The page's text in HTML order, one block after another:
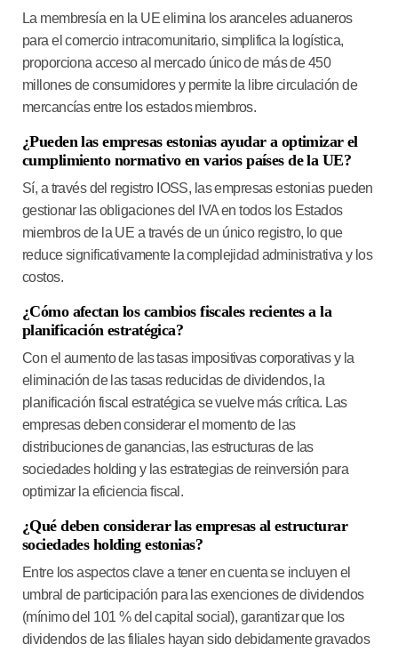
La membresía en la UE elimina los aranceles aduaneros
para el comercio intracomunitario, simplifica la logística,
proporciona acceso al mercado único de más de 450
millones de consumidores y permite la libre circulación de
mercancías entre los estados miembros.
¿Pueden las empresas estonias ayudar a optimizar el
cumplimiento normativo en varios países de la UE?
Sí, a través del registro IOSS, las empresas estonias pueden
gestionar las obligaciones del IVA en todos los Estados
miembros de la UE a través de un único registro, lo que
reduce significativamente la complejidad administrativa y los
costos.
¿Cómo afectan los cambios fiscales recientes a la
planificación estratégica?
Con el aumento de las tasas impositivas corporativas y la
eliminación de las tasas reducidas de dividendos, la
planificación fiscal estratégica se vuelve más crítica. Las
empresas deben considerar el momento de las
distribuciones de ganancias, las estructuras de las
sociedades holding y las estrategias de reinversión para
optimizar la eficiencia fiscal.
¿Qué deben considerar las empresas al estructurar
sociedades holding estonias?
Entre los aspectos clave a tener en cuenta se incluyen el
umbral de participación para las exenciones de dividendos
(mínimo del 101 % del capital social), garantizar que los
dividendos de las filiales hayan sido debidamente gravados